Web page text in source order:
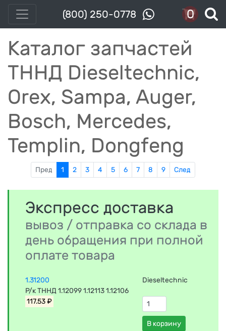
(800) 250-0778 0
Каталог запчастей
ТННД Dieseltechnic,
Orex, Sampa, Auger,
Bosch, Mercedes,
Templin, Dongfeng
Пред 1 2 3 4 5 6 7 8 9 След
Экспресс доставка
вывоз / отправка со склада в
день обращения при полной
оплате товара
1.31200
Dieseltechnic
Р/к ТННД 1.12099 1.12113 1.12106
117.53 ₽
В корзину